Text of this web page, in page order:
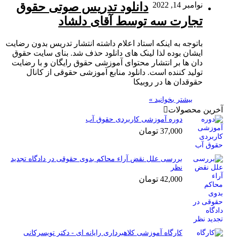
نوامبر 14, 2022
دانلود تدریس صوتی حقوق
تجارت سه توسط آقای دلشاد
باتوجه به اینکه استاد اعلام داشته انتشار تدریس بدون رضایت
ایشان بوده لذا لینک های دانلود حذف شد. بنای سایت حقوق
دان ها بر انتشار محتوای آموزشی حقوق رایگان و با رضایت
تولید کننده است. دانلود منابع آموزشی حقوقی از کانال
حقوقدان ها در روبیکا
بیشتر بخوانید »
آخرین محصولات
دوره آموزشی کاربردی حقوق آب
37,000 تومان
بررسی علل نقض آراء محاکم بدوی حقوقی در دادگاه تجدید
نظر
42,000 تومان
کارگاه آموزشی کلاهبرداری رایانه ای - دکتر تویسرکانی